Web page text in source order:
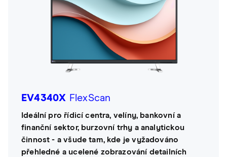
EV4340X FlexScan
Ideální pro řídicí centra, velíny, bankovní a
finanční sektor, burzovní trhy a analytickou
činnost - a všude tam, kde je vyžadováno
přehledné a ucelené zobrazování detailních